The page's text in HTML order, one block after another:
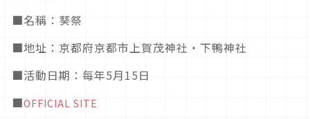
■名稱：葵祭
■地址：京都府京都市上賀茂神社・下鴨神社
■活動日期 ：每年5月15日
■OFFICIAL SITE